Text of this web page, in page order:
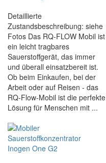
Detaillierte
Zustandsbeschreibung: siehe
Fotos Das RQ-FLOW Mobil ist
ein leicht tragbares
Sauerstoffgerät, das immer
und überall einsatzbereit ist.
Ob beim Einkaufen, bei der
Arbeit oder auf Reisen - das
RQ-Flow-Mobil ist die perfekte
Lösung für Menschen mit ...